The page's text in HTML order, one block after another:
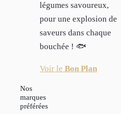
légumes savoureux,
pour une explosion de
saveurs dans chaque
bouchée ! 🐟
Voir le Bon Plan
Nos
marques
préférées